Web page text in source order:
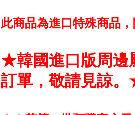
此商品為進口特殊商品
★韓國進口版周邊
訂單，敬請見諒